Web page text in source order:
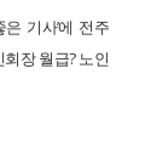
기사’에 전주
회장 월급? 노인